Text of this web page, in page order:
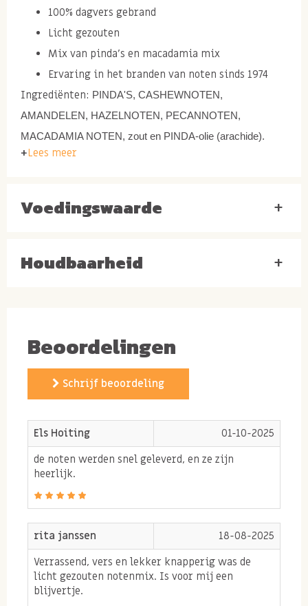
100% dagvers gebrand
Licht gezouten
Mix van pinda's en macadamia mix
Ervaring in het branden van noten sinds 1974
Ingrediënten: PINDA'S, CASHEWNOTEN,
AMANDELEN, HAZELNOTEN, PECANNOTEN,
MACADAMIA NOTEN, zout en PINDA-olie (arachide).
macadamia notenmix
Allergenen:BevatNOTEN
Lees meer
Voedingswaarde +
Houdbaarheid +
Beoordelingen
Schrijf beoordeling
Els Hoiting
01-10-2025
de noten werden snel geleverd, en ze zijn
heerlijk.
rita janssen
18-08-2025
Verrassend, vers en lekker knapperig was de
licht gezouten notenmix. Is voor mij een
blijvertje.